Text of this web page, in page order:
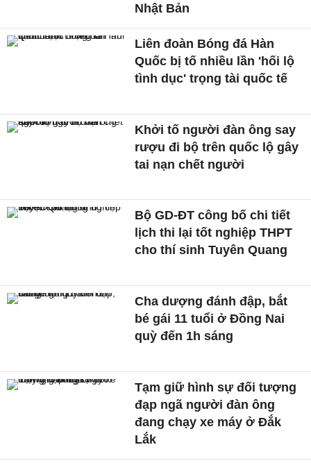
Nhật Bản
Liên đoàn Bóng đá Hàn
Quốc bị tố nhiều lần 'hối lộ
tình dục' trọng tài quốc tế
Khởi tố người đàn ông say
rượu đi bộ trên quốc lộ gây
tai nạn chết người
Bộ GD-ĐT công bố chi tiết
lịch thi lại tốt nghiệp THPT
cho thí sinh Tuyên Quang
Cha dượng đánh đập, bắt
bé gái 11 tuổi ở Đồng Nai
quỳ đến 1h sáng
Tạm giữ hình sự đối tượng
đạp ngã người đàn ông
đang chạy xe máy ở Đắk
Lắk